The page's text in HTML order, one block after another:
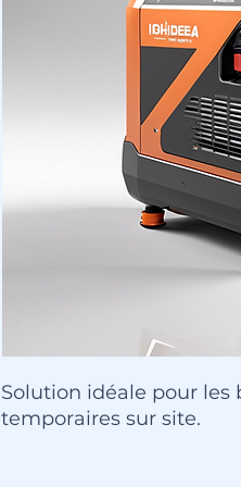
Solution idéale pour les
temporaires sur site.